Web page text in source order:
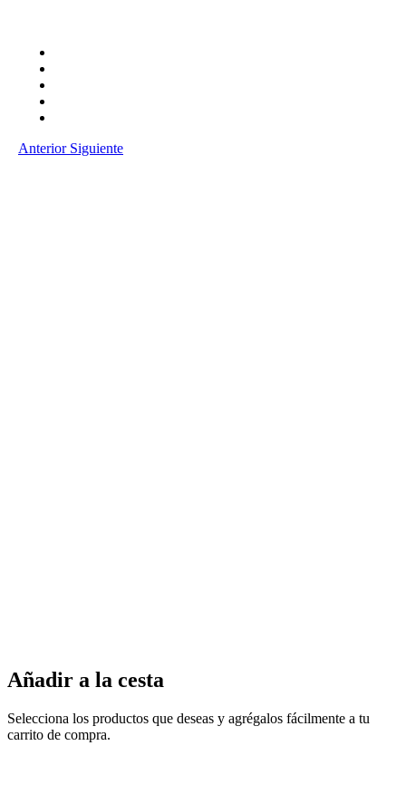
Anterior Siguiente
Añadir a la cesta
Selecciona los productos que deseas y agrégalos fácilmente a tu
carrito de compra.